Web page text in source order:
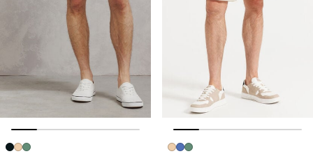
Image précédente
Image suivante
Image précédente
Image suivante